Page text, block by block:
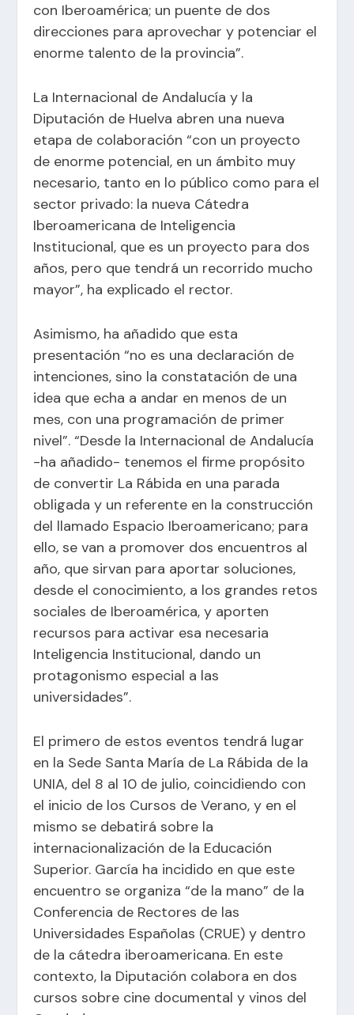
con Iberoamérica; un puente de dos
direcciones para aprovechar y potenciar el
enorme talento de la provincia”.
La Internacional de Andalucía y la
Diputación de Huelva abren una nueva
etapa de colaboración “con un proyecto
de enorme potencial, en un ámbito muy
necesario, tanto en lo público como para el
sector privado: la nueva Cátedra
Iberoamericana de Inteligencia
Institucional, que es un proyecto para dos
años, pero que tendrá un recorrido mucho
mayor”, ha explicado el rector.
Asimismo, ha añadido que esta
presentación “no es una declaración de
intenciones, sino la constatación de una
idea que echa a andar en menos de un
mes, con una programación de primer
nivel”. “Desde la Internacional de Andalucía
-ha añadido- tenemos el firme propósito
de convertir La Rábida en una parada
obligada y un referente en la construcción
del llamado Espacio Iberoamericano; para
ello, se van a promover dos encuentros al
año, que sirvan para aportar soluciones,
desde el conocimiento, a los grandes retos
sociales de Iberoamérica, y aporten
recursos para activar esa necesaria
Inteligencia Institucional, dando un
protagonismo especial a las
universidades”.
El primero de estos eventos tendrá lugar
en la Sede Santa María de La Rábida de la
UNIA, del 8 al 10 de julio, coincidiendo con
el inicio de los Cursos de Verano, y en el
mismo se debatirá sobre la
internacionalización de la Educación
Superior. García ha incidido en que este
encuentro se organiza “de la mano” de la
Conferencia de Rectores de las
Universidades Españolas (CRUE) y dentro
de la cátedra iberoamericana. En este
contexto, la Diputación colabora en dos
cursos sobre cine documental y vinos del